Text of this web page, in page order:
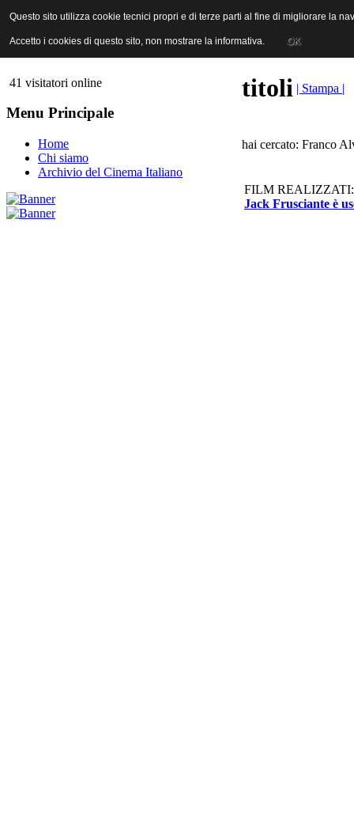
ANICA | Associazione Nazionale Industrie Cinematografiche
41 visitatori online
Menu Principale
Home
Chi siamo
Archivio del Cinema Italiano
titoli | Stampa |
hai cercato: Franco
FILM REALIZZATI:
Jack Frusciante è
Questo sito utilizza cookie tecnici propri e di terze parti al fine di migliorare la
Accetto i cookies di questo sito, non mostrare la informativa. OK
Questo sito utilizza cookie tecnici propri e di terze parti al fine di migliorare la
Accetto i cookies di questo sito, non mostrare la informativa. OK